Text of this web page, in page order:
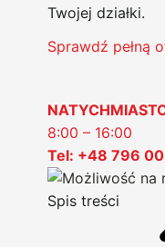
Twojej działki.
Sprawdź pełną
8:00 – 16:00
Tel: +48 796
Spis treści